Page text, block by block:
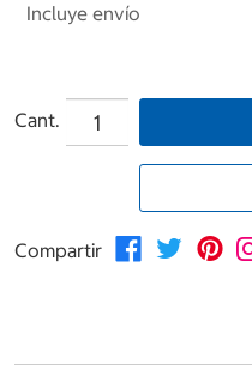
Incluye envío
Cant.
Compartir